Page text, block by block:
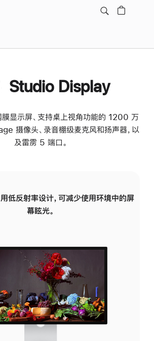
Studio Display
显示屏、支持桌上视角功能的 1200 万
摄像头、录音棚级麦克风和扬声器，以
及雷雳 5 端口。
低反射率设计，可减少使用环境中的屏
幕眩光。